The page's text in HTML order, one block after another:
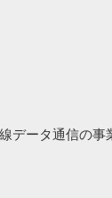
データ通信の